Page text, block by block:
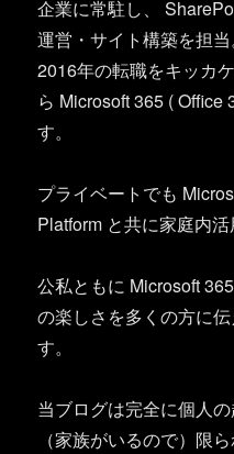
企業に常駐し、
運営・サイト構築を担当
2016年の転職をキッカ
ら Microsoft 365 ( Office
す。
プライベートでも
Platform と共に家庭内活
公私ともに Microsoft
の楽しさを多くの方に
す。
当ブログは完全に個人の
（家族がいるので）限